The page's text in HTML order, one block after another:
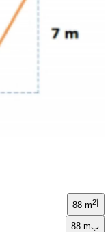
88 m2
ب88 m